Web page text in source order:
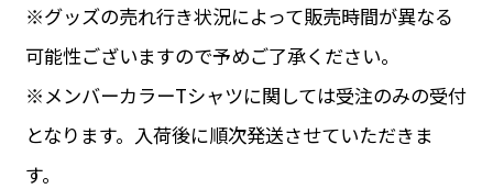
※グッズの売れ行き状況によって販売時間が異なる
可能性ございますので予めご了承ください。
※メンバーカラーTシャツに関しては受注のみの受付
となります。入荷後に順次発送させていただきま
す。